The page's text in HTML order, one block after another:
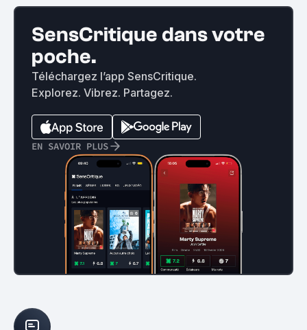
SensCritique dans votre
poche.
Téléchargez l’app SensCritique.
Explorez. Vibrez. Partagez.
EN SAVOIR PLUS